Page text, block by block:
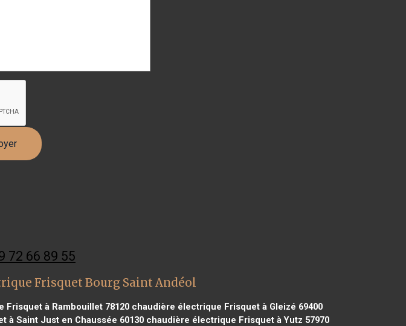
72 66 89 55
Frisquet Bourg Saint Andéol
à Rambouillet 78120chaudière électrique Frisquet à Gleizé 69400
Saint Just en Chaussée 60130chaudière électrique Frisquet à Yutz 57970